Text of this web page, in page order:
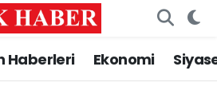
Haberleri Ekonomi
HABERLERİ